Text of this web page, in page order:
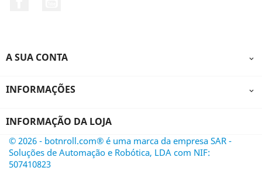
A SUA CONTA 
INFORMAÇÕES 
INFORMAÇÃO DA LOJA
© 2026 - botnroll.com® é uma marca da empresa SAR -
Soluções de Automação e Robótica, LDA com NIF:
507410823